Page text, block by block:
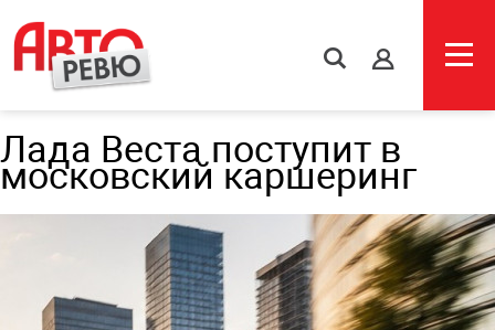
s
Лада Веста поступит в
московский каршеринг